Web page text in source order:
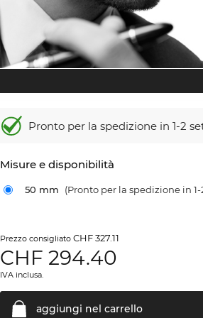
Pronto per la spedizione in 1-2
Misure e disponibilità
50 mm (Pronto per la spedizione in
Prezzo consigliatoCHF 327.11
CHF294.40
IVA inclusa.
aggiungi nel carrello